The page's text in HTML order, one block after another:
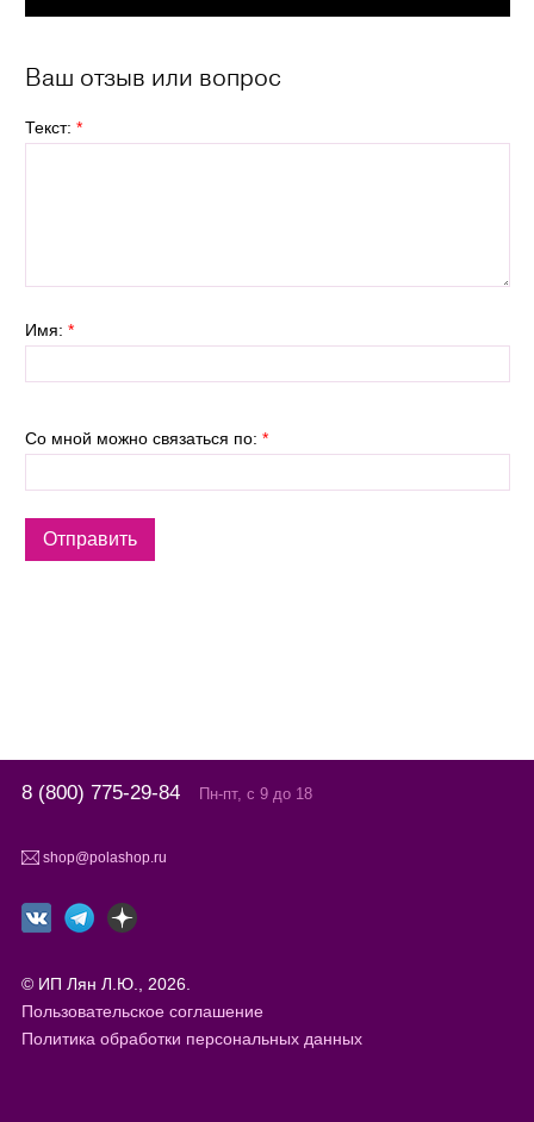
Ваш отзыв или вопрос
Текст: *
Имя: *
Со мной можно связаться по: *
8 (800) 775-29-84 Пн-пт, с 9 до 18
shop@polashop.ru
© ИП Лян Л.Ю., 2026.
Пользовательское соглашение
Политика обработки персональных данных